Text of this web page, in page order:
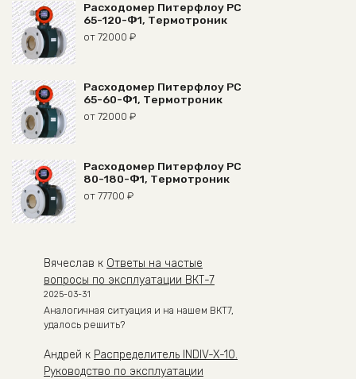
Расходомер Питерфлоу РС
65-120-Ф1, Термотроник
от 72000 ₽
Расходомер Питерфлоу РС
65-60-Ф1, Термотроник
от 72000 ₽
Расходомер Питерфлоу РС
80-180-Ф1, Термотроник
от 77700 ₽
Вячеслав к Ответы на частые
вопросы по эксплуатации ВКТ-7
2025-03-31
Аналогичная ситуация и на нашем ВКТ7,
удалось решить?
Андрей к Распределитель INDIV-X-10.
Руководство по эксплуатации